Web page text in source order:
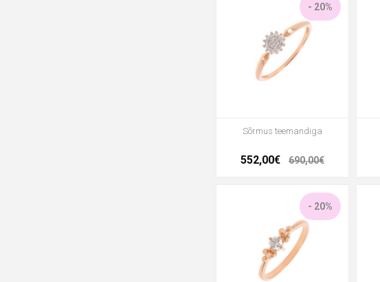
- 20%
Sõrmus teemandiga
552,00€ 690,00€
- 20%